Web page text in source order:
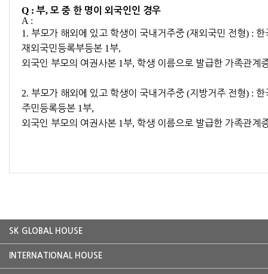
Q : 부, 모 중 한 명이 외국인인 경우
A :
1. 부모가 해외에 있고 학생이 국내거주중 (재외국민 전형) : 한
재외국민등록부등본 1 부,
외국인 부모의 여권사본 1 부, 학생 이름으로 발급한 가족관계
2. 부모가 해외에 있고 학생이 국내거주중 (지방거주 전형) : 한
주민등록등본 1 부,
외국인 부모의 여권사본 1 부, 학생 이름으로 발급한 가족관계
SK GLOBAL HOUSE
INTERNATIONAL HOUSE